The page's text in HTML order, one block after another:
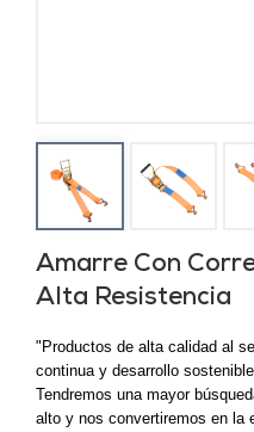
Amarre Con
Alta Resistencia
"Productos de alta calidad al
continua y desarrollo
Tendremos una mayor
alto y nos convertiremos en la